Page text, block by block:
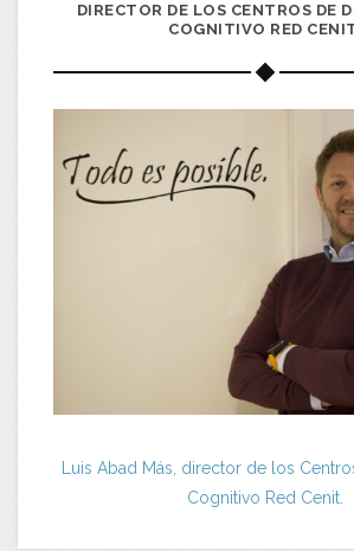
DIRECTOR DE LOS CENTROS DE
COGNITIVO RED
Luis Abad Más, director de los
Cognitivo Red Cenit.